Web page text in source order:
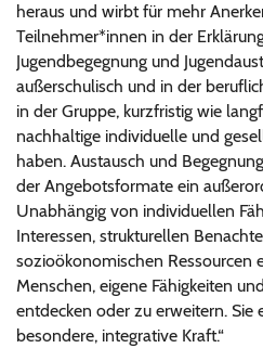
heraus und wirbt für mehr
Teilnehmer*innen in der
Jugendbegegnung und
außerschulisch und in der
in der Gruppe, kurzfristig wie
nachhaltige individuelle und
haben. Austausch und
der Angebotsformate ein
Unabhängig von individuellen
Interessen, strukturellen
sozioökonomischen Ressourcen
Menschen, eigene Fähigkeiten
entdecken oder zu erweitern.
besondere, integrative Kraft.“